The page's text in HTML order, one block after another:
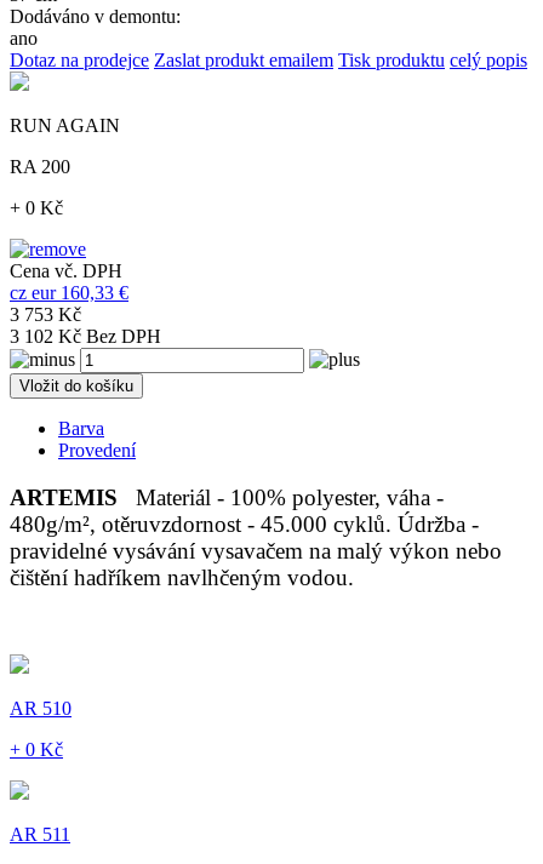
Dodáváno v demontu:
ano
Dotaz na prodejce Zaslat produkt emailem Tisk produktu celý popis
RUN AGAIN
RA 200
+ 0 Kč
Cena vč. DPH
cz eur 160,33 €
3 753 Kč
3 102 Kč Bez DPH
Vložit do košíku
Barva
Provedení
ARTEMIS
Materiál - 100% polyester, váha -
480g/m², otěruvzdornost - 45.000 cyklů. Údržba -
pravidelné vysávání vysavačem na malý výkon nebo
čištění hadříkem navlhčeným vodou.
AR 510
+ 0 Kč
AR 511